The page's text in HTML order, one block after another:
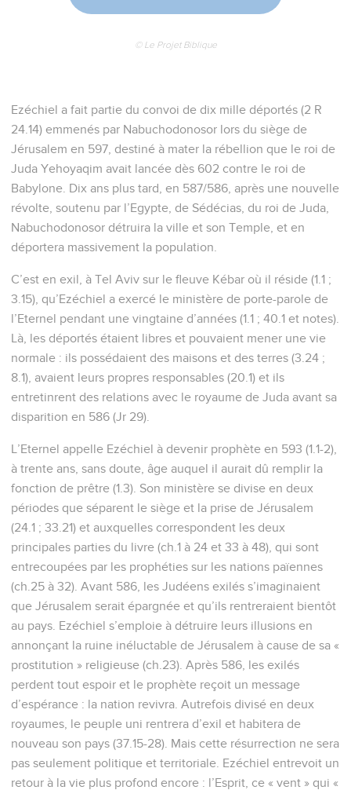
© Le Projet Biblique
Ezéchiel a fait partie du convoi de dix mille déportés (2 R
24.14) emmenés par Nabuchodonosor lors du siège de
Jérusalem en 597, destiné à mater la rébellion que le roi de
Juda Yehoyaqim avait lancée dès 602 contre le roi de
Babylone. Dix ans plus tard, en 587/586, après une nouvelle
révolte, soutenu par l’Egypte, de Sédécias, du roi de Juda,
Nabuchodonosor détruira la ville et son Temple, et en
déportera massivement la population.
C’est en exil, à Tel Aviv sur le fleuve Kébar où il réside (1.1 ;
3.15), qu’Ezéchiel a exercé le ministère de porte-parole de
l’Eternel pendant une vingtaine d’années (1.1 ; 40.1 et notes).
Là, les déportés étaient libres et pouvaient mener une vie
normale : ils possédaient des maisons et des terres (3.24 ;
8.1), avaient leurs propres responsables (20.1) et ils
entretinrent des relations avec le royaume de Juda avant sa
disparition en 586 (Jr 29).
L’Eternel appelle Ezéchiel à devenir prophète en 593 (1.1-2),
à trente ans, sans doute, âge auquel il aurait dû remplir la
fonction de prêtre (1.3). Son ministère se divise en deux
périodes que séparent le siège et la prise de Jérusalem
(24.1 ; 33.21) et auxquelles correspondent les deux
principales parties du livre (ch.1 à 24 et 33 à 48), qui sont
entrecoupées par les prophéties sur les nations païennes
(ch.25 à 32). Avant 586, les Judéens exilés s’imaginaient
que Jérusalem serait épargnée et qu’ils rentreraient bientôt
au pays. Ezéchiel s’emploie à détruire leurs illusions en
annonçant la ruine inéluctable de Jérusalem à cause de sa «
prostitution » religieuse (ch.23). Après 586, les exilés
perdent tout espoir et le prophète reçoit un message
d’espérance : la nation revivra. Autrefois divisé en deux
royaumes, le peuple uni rentrera d’exil et habitera de
nouveau son pays (37.15-28). Mais cette résurrection ne sera
pas seulement politique et territoriale. Ezéchiel entrevoit un
retour à la vie plus profond encore : l’Esprit, ce « vent » qui «